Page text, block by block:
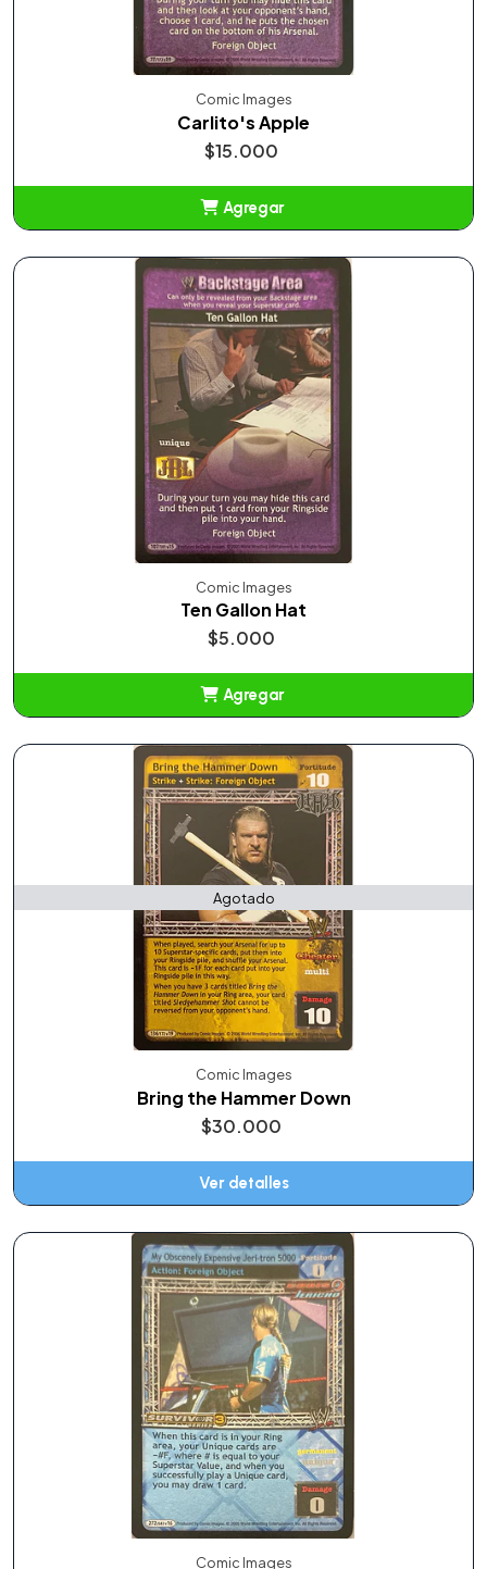
Comic Images
Carlito's Apple
$15.000
Agregar
Comic Images
Ten Gallon Hat
$5.000
Agregar
Agotado
Comic Images
Bring the Hammer Down
$30.000
Ver detalles
Comic Images